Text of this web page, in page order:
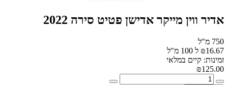
אדיר ווין מייקר אדישן פטיט סירה 2022
750 מ"ל
₪16.67 ל 100 מ"ל
זמינות: קיים במלאי
₪125.00